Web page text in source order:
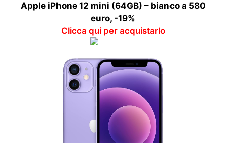
Apple iPhone 12 mini (64GB) – bianco a 580
euro, -19%
Clicca qui per acquistarlo